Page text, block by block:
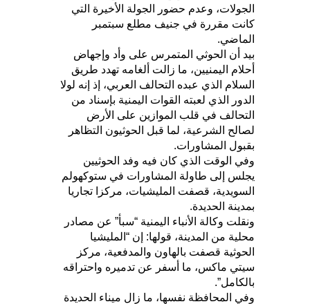
الجولات، وعدم حضور الجولة الأخيرة التي
كانت مقررة في جنيف مطلع سبتمبر
الماضي.
بيد أن الحوثي المتمرس على وأد وإجهاض
أحلام اليمنيين، ما زالت ألغامه تهدد طريق
السلام الذي عبده التحالف العربي، إذ إنه لولا
الدور الذي لعبته القوات اليمنية بإسناد من
التحالف في قلب الموازين على الأرض
لصالح الشرعية، لما قبل الحوثيون التظاهر
بقبول المشاورات.
وفي الوقت الذي كان فيه وفد الحوثيين
يجلس إلى طاولة المشاورات في ستوكهولم
السويدية، قصفت المليشيات، مركزا تجاريا
بمدينة الحديدة.
ونقلت وكالة الأنباء اليمنية “سبأ” عن مصادر
محلية من المدينة، قولها: إن “المليشيا
الحوثية قصفت بالهاون والمدفعية، مركز
سيتي ماكس، ما أسفر عن تدميره واحتراقه
بالكامل”.
وفي المحافظة نفسها، ما زال ميناء الحديدة